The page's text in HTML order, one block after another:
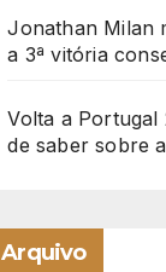
Jonathan Milan
a 3ª vitória
Volta a Portugal
de saber sobre
Arquivo